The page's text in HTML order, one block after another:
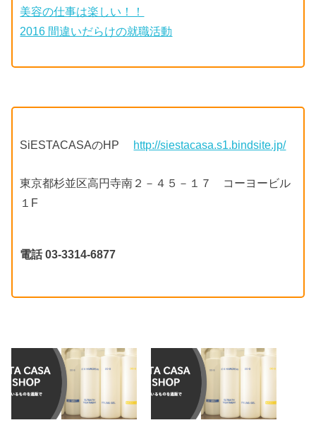
美容の仕事は楽しい！！
2016 間違いだらけの就職活動
SiESTACASAのHP http://siestacasa.s1.bindsite.jp/
東京都杉並区高円寺南２－４５－１７ コーヨービル
１F
電話 03-3314-6877